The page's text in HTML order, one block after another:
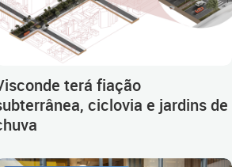
terá fiação
ciclovia e jardins de